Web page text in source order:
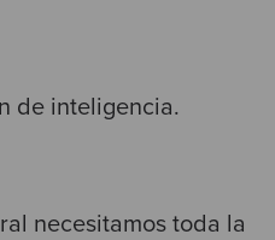
de inteligencia.
necesitamos toda la